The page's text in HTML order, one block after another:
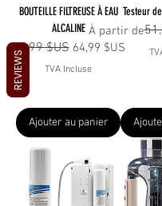
BOUTEILLE FILTREUSE À EAU
ALCALINE
Prix original
79,99 $US Prix
64,99 $US
TVA Incluse
Ajouter au panier
Testeur
À partir de
Prix original
Prix
REVIEWS